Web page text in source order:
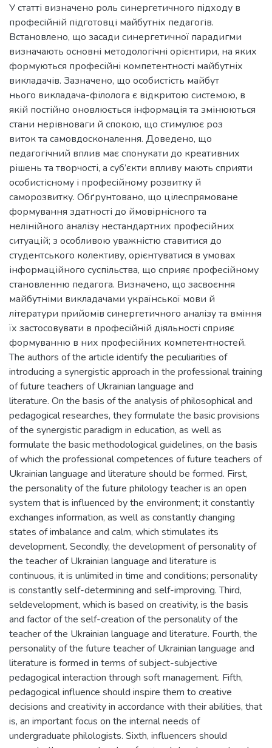
У статті визначено роль синергетичного підходу в
професійній підготовці майбутніх педагогів.
Встановлено, що засади синергетичної парадигми
визначають основні методологічні орієнтири, на яких
формуються професійні компетентності майбутніх
викладачів. Зазначено, що особистість майбут
нього викладача-філолога є відкритою системою, в
якій постійно оновлюється інформація та змінюються
стани нерівноваги й спокою, що стимулює роз
виток та самовдосконалення. Доведено, що
педагогічний вплив має спонукати до креативних
рішень та творчості, а суб’єкти впливу мають сприяти
особистісному і професійному розвитку й
саморозвитку. Обґрунтовано, що цілеспрямоване
формування здатності до ймовірнісного та
нелінійного аналізу нестандартних професійних
ситуацій; з особливою уважністю ставитися до
студентського колективу, орієнтуватися в умовах
інформаційного суспільства, що сприяє професійному
становленню педагога. Визначено, що засвоєння
майбутніми викладачами української мови й
літератури прийомів синергетичного аналізу та вміння
їх застосовувати в професійній діяльності сприяє
формуванню в них професійних компетентностей.
The authors of the article identify the peculiarities of
introducing a synergistic approach in the professional training
of future teachers of Ukrainian language and
literature. On the basis of the analysis of philosophical and
pedagogical researches, they formulate the basic provisions
of the synergistic paradigm in education, as well as
formulate the basic methodological guidelines, on the basis
of which the professional competences of future teachers of
Ukrainian language and literature should be formed. First,
the personality of the future philology teacher is an open
system that is influenced by the environment; it constantly
exchanges information, as well as constantly changing
states of imbalance and calm, which stimulates its
development. Secondly, the development of personality of
the teacher of Ukrainian language and literature is
continuous, it is unlimited in time and conditions; personality
is constantly self-determining and self-improving. Third,
seldevelopment, which is based on creativity, is the basis
and factor of the self-creation of the personality of the
teacher of the Ukrainian language and literature. Fourth, the
personality of the future teacher of Ukrainian language and
literature is formed in terms of subject-subjective
pedagogical interaction through soft management. Fifth,
pedagogical influence should inspire them to creative
decisions and creativity in accordance with their abilities, that
is, an important focus on the internal needs of
undergraduate philologists. Sixth, influencers should